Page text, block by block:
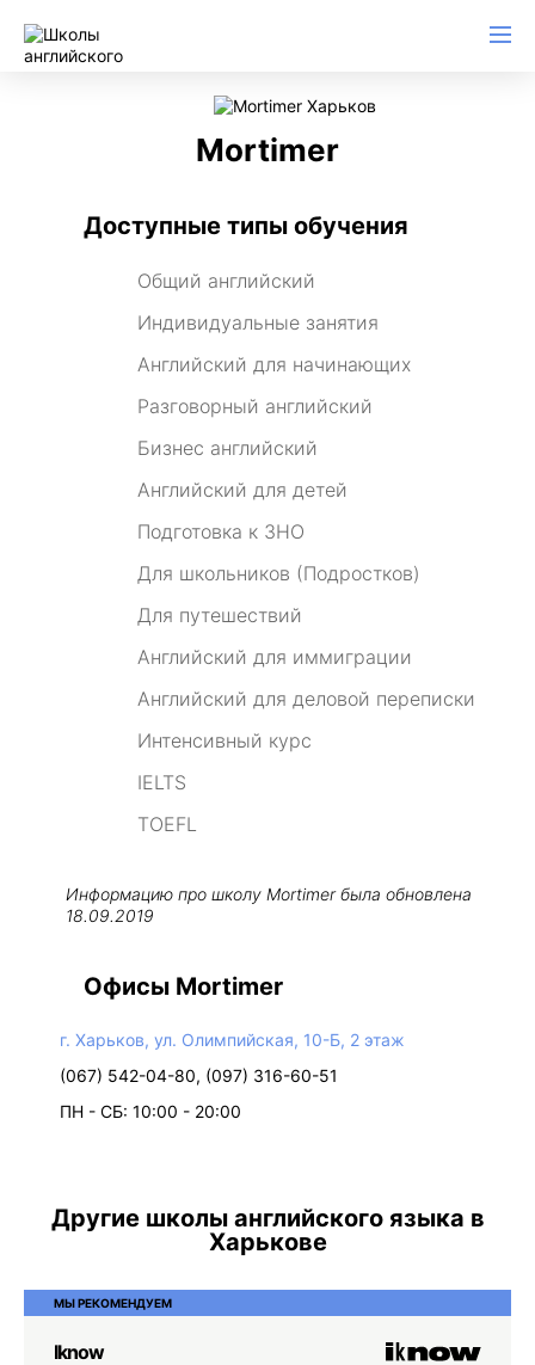
Mortimer
Доступные типы обучения
Общий английский
Индивидуальные занятия
Английский для начинающих
Разговорный английский
Бизнес английский
Английский для детей
Подготовка к ЗНО
Для школьников (Подростков)
Для путешествий
Английский для иммиграции
Английский для деловой переписки
Интенсивный курс
IELTS
TOEFL
Информацию про школу Mortimerбыла обновлена
18.09.2019
Офисы Mortimer
г. Харьков, ул. Олимпийская, 10-Б, 2 этаж
(067) 542-04-80, (097) 316-60-51
ПН - СБ: 10:00 - 20:00
Другие школы английского языка в
Харькове
МЫ РЕКОМЕНДУЕМ
Iknow